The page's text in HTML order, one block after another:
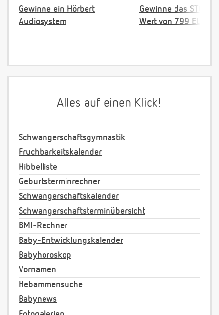
Gewinne ein Hörbert
Audiosystem
Gewinne das
Wert von 799 EUR
Alles auf einen Klick!
Schwangerschaftsgymnastik
Fruchbarkeitskalender
Hibbelliste
Geburtsterminrechner
Schwangerschaftskalender
Schwangerschaftsterminübersicht
BMI-Rechner
Baby-Entwicklungskalender
Babyhoroskop
Vornamen
Hebammensuche
Babynews